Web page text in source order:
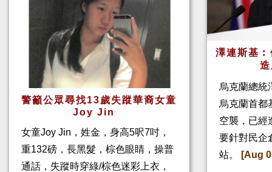
警籲公眾尋找13歲失蹤華裔女童
Joy Jin
女童Joy Jin，姓金，身高5呎7吋，
重132磅，長黑髮，棕色眼睛，操普
通話，失蹤時穿綠/棕色迷彩上衣，
澤連斯基
烏克蘭總統
烏克蘭首都
空襲，已經
要針對民企
站。
[Aug